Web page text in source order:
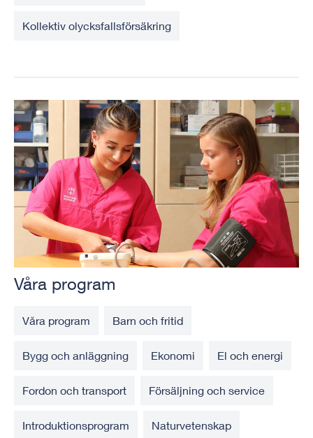
Kollektiv olycksfallsförsäkring
Våra program
Våra program Barn och fritid
Bygg och anläggning Ekonomi El och energi
Fordon och transport Försäljning och service
Introduktionsprogram Naturvetenskap